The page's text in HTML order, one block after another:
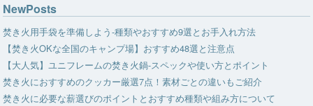
NewPosts
焚き火用手袋を準備しよう-種類やおすすめ9選とお手入れ方法
【焚き火OKな全国のキャンプ場】おすすめ48選と注意点
【大人気】ユニフレームの焚き火鍋-スペックや使い方とポイント
焚き火におすすめのクッカー厳選7点！素材ごとの違いもご紹介
焚き火に必要な薪選びのポイントとおすすめ種類や組み方について